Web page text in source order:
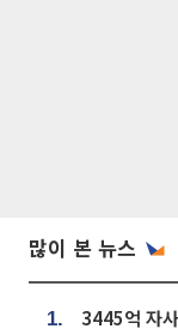
많이 본 뉴스
1.